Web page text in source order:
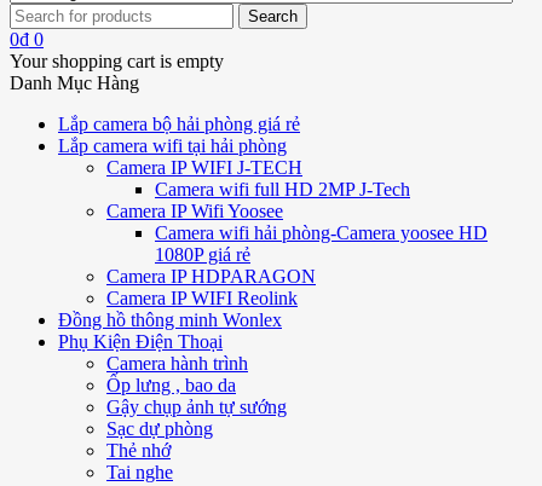
0₫ 0
Your shopping cart is empty
Danh Mục Hàng
Lắp camera bộ hải phòng giá rẻ
Lắp camera wifi tại hải phòng
Camera IP WIFI J-TECH
Camera wifi full HD 2MP J-Tech
Camera IP Wifi Yoosee
Camera wifi hải phòng-Camera yoosee HD
1080P giá rẻ
Camera IP HDPARAGON
Camera IP WIFI Reolink
Đồng hồ thông minh Wonlex
Phụ Kiện Điện Thoại
Camera hành trình
Ốp lưng , bao da
Gậy chụp ảnh tự sướng
Sạc dự phòng
Thẻ nhớ
Tai nghe